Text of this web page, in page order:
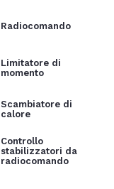
Radiocomando
Limitatore di
momento
Scambiatore di
calore
Controllo
stabilizzatori da
radiocomando